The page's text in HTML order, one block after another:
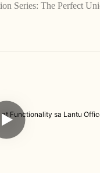
Series: The Perfect